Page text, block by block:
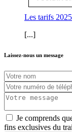
Les tarifs
[...]
Laissez-nous un message
Je comprends
fins exclusives du